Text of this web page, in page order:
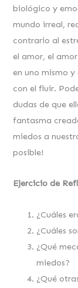
biológico y
mundo irreal,
contrario al
el amor, el
en uno mismo
con el fluir.
dudas de que
fantasma
miedos a
posible!
Ejercicio de
¿Cuáles
¿Cuáles
¿Qué
miedos?
¿Qué